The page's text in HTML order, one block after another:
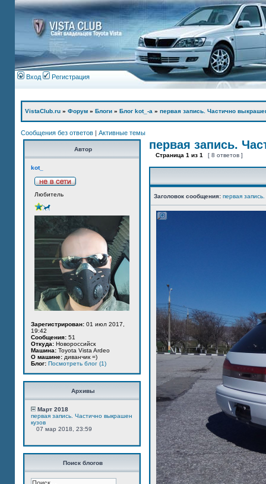
Вход Регистрация
VistaClub.ru » Форум » Блоги » Блог kot_-а » первая запись. Частично
Сообщения без ответов | Активные темы
Автор
kot_
Любитель
Зарегистрирован: 01 июл 2017,
19:42
Сообщения: 51
Откуда: Новороссийск
Машина: Toyota Vista Ardeo
О машине: диванчик =)
Блог: Посмотреть блог (1)
Архивы
Март 2018
первая запись. Частично выкрашен
кузов
07 мар 2018, 23:59
Поиск блогов
первая запись.
Страница 1 из 1 [ 8 ответов ]
Заголовок сообщения: первая